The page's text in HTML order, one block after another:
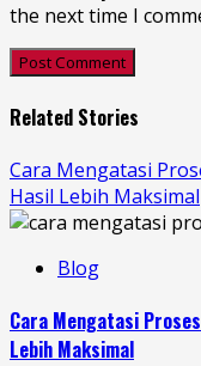
the next time I
Related Stories
Cara Mengatasi
Hasil Lebih Maksimal
Blog
Cara Mengatasi
Lebih Maksimal